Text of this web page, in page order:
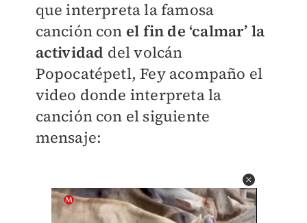
que interpreta la famosa
canción con el fin de ‘calmar’ la
actividad del volcán
Popocatépetl, Fey acompaño el
video donde interpreta la
canción con el siguiente
mensaje: